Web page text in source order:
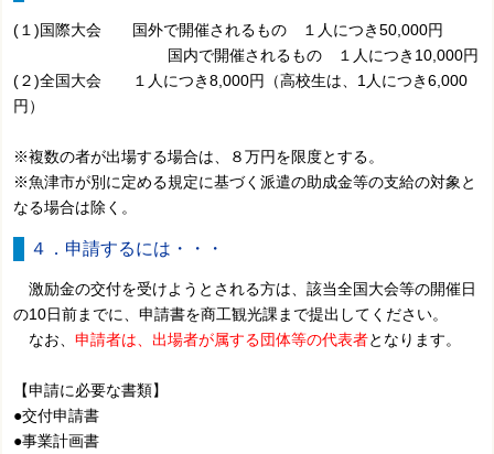
(１)国際大会 国外で開催されるもの １人につき50,000円
国内で開催されるもの １人につき10,000円
(２)全国大会 １人につき8,000円（高校生は、1人につき6,000
円）
※複数の者が出場する場合は、８万円を限度とする。
※魚津市が別に定める規定に基づく派遣の助成金等の支給の対象と
なる場合は除く。
４．申請するには・・・
激励金の交付を受けようとされる方は、該当全国大会等の開催日
の10日前までに、申請書を商工観光課まで提出してください。
なお、申請者は、出場者が属する団体等の代表者となります。
【申請に必要な書類】
●交付申請書
●事業計画書